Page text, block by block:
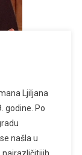
Ljiljana
godine. Po
našla u